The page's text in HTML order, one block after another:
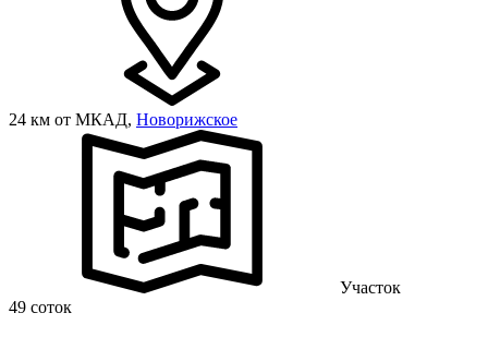
24 км от МКАД, Новорижское
Участок
49 соток